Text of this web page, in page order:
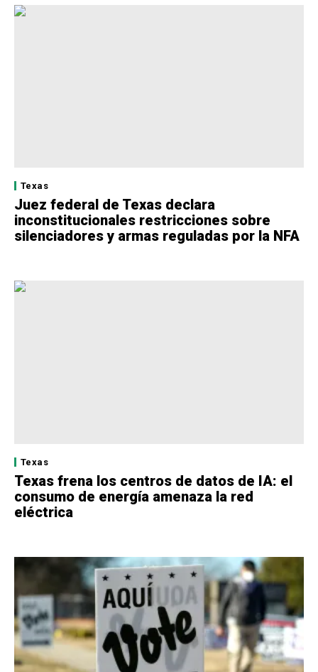
Texas
Juez federal de Texas declara
inconstitucionales restricciones sobre
silenciadores y armas reguladas por la NFA
Texas
Texas frena los centros de datos de IA: el
consumo de energía amenaza la red
eléctrica